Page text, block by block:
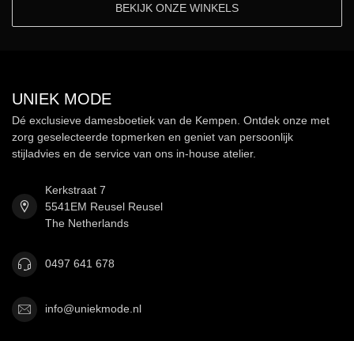
BEKIJK ONZE WINKELS
UNIEK MODE
Dé exclusieve damesboetiek van de Kempen. Ontdek onze met
zorg geselecteerde topmerken en geniet van persoonlijk
stijladvies en de service van ons in-house atelier.
Kerkstraat 7
5541EM Reusel Reusel
The Netherlands
0497 641 678
info@uniekmode.nl